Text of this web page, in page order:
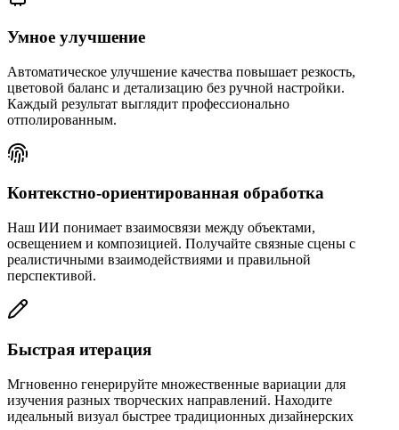
Умное улучшение
Автоматическое улучшение качества повышает резкость,
цветовой баланс и детализацию без ручной настройки.
Каждый результат выглядит профессионально
отполированным.
Контекстно-ориентированная обработка
Наш ИИ понимает взаимосвязи между объектами,
освещением и композицией. Получайте связные сцены с
реалистичными взаимодействиями и правильной
перспективой.
Быстрая итерация
Мгновенно генерируйте множественные вариации для
изучения разных творческих направлений. Находите
идеальный визуал быстрее традиционных дизайнерских